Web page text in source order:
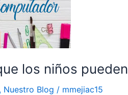
los niños
, Nuestro Blog / mmejiac15